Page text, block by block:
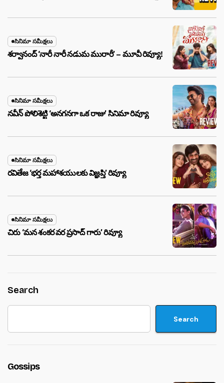
సినిమా సమీక్షలు
శర్వానంద్ ‘నారీ నారీ నడుమ మురారీ’ – మూవీ రివ్యూ!
సినిమా సమీక్షలు
నవీన్ పోలిశెట్టి ‘అనగనగా ఒక రాజు’ సినిమా రివ్యూ
సినిమా సమీక్షలు
రవితేజ ‘భర్త మహాశయులకు విజ్ఞప్తి’ రివ్యూ
సినిమా సమీక్షలు
చిరు ‘మ‌న శంక‌ర వ‌ర ప్ర‌సాద్ గారు’ రివ్యూ
Search
Search
Gossips